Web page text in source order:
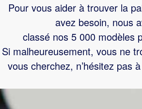
Pour vous aider à trouver la
avez besoin, nous
classé nos 5 000 modèles
Si malheureusement, vous ne
vous cherchez, n’hésitez pas